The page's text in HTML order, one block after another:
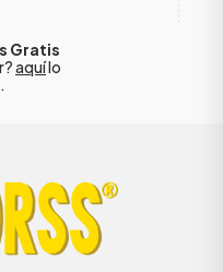
Gratis
aquílo